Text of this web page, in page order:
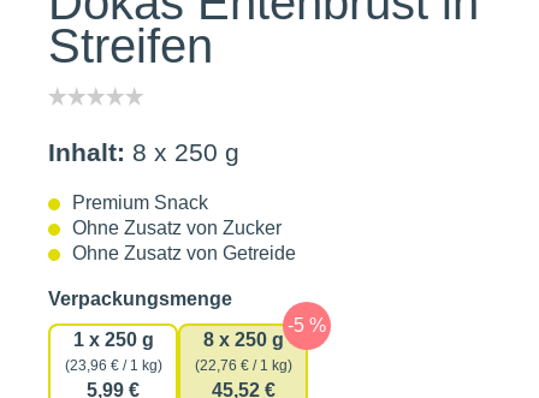
Streifen
Inhalt: 8 x 250 g
Premium Snack
Ohne Zusatz von Zucker
Ohne Zusatz von Getreide
Verpackungsmengeauswählen
1 x 250 g
(23,96 € / 1 kg)
5,99 €
8 x 250 g
(22,76 € / 1 kg)
45,52 €